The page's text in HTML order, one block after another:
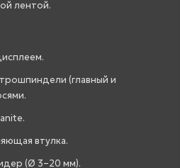
лентой.
(главный и
втулка.
(Ø 3–20 мм).